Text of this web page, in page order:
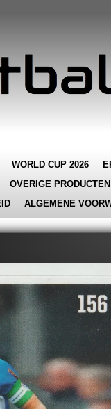
WORLD CUP 2026
OVERIGE PRODUCTEN
ALGEMENE